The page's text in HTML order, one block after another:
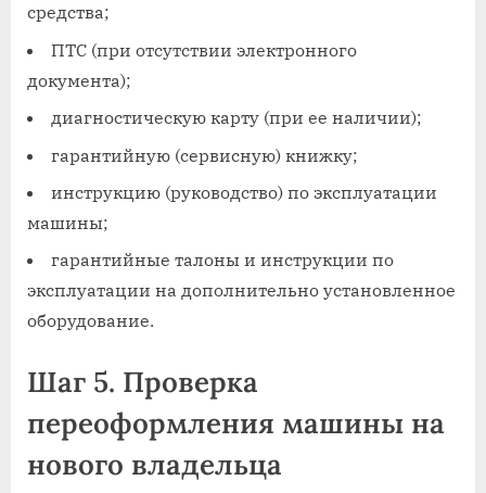
средства;
ПТС (при отсутствии электронного
документа);
диагностическую карту (при ее наличии);
гарантийную (сервисную) книжку;
инструкцию (руководство) по эксплуатации
машины;
гарантийные талоны и инструкции по
эксплуатации на дополнительно установленное
оборудование.
Шаг 5. Проверка
переоформления машины на
нового владельца